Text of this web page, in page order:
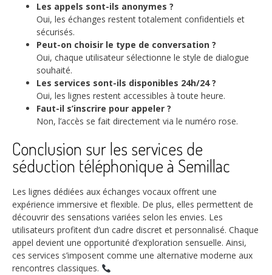
Les appels sont-ils anonymes ?
Oui, les échanges restent totalement confidentiels et
sécurisés.
Peut-on choisir le type de conversation ?
Oui, chaque utilisateur sélectionne le style de dialogue
souhaité.
Les services sont-ils disponibles 24h/24 ?
Oui, les lignes restent accessibles à toute heure.
Faut-il s’inscrire pour appeler ?
Non, l’accès se fait directement via le numéro rose.
Conclusion sur les services de
séduction téléphonique à Semillac
Les lignes dédiées aux échanges vocaux offrent une
expérience immersive et flexible. De plus, elles permettent de
découvrir des sensations variées selon les envies. Les
utilisateurs profitent d’un cadre discret et personnalisé. Chaque
appel devient une opportunité d’exploration sensuelle. Ainsi,
ces services s’imposent comme une alternative moderne aux
rencontres classiques.